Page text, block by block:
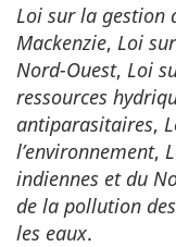
Loi sur la gestion
Mackenzie, Loi
Nord-Ouest, Loi
ressources
antiparasitaires,
l’environnement,
indiennes et du
de la pollution
les eaux.